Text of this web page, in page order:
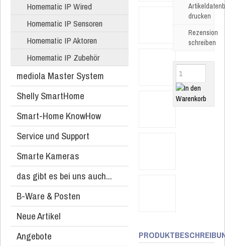
Homematic IP Wired
Homematic IP Sensoren
Homematic IP Aktoren
Homematic IP Zubehör
mediola Master System
Shelly SmartHome
Smart-Home KnowHow
Service und Support
Smarte Kameras
das gibt es bei uns auch...
B-Ware & Posten
Neue Artikel
Angebote
drucken
Rezension
schreiben